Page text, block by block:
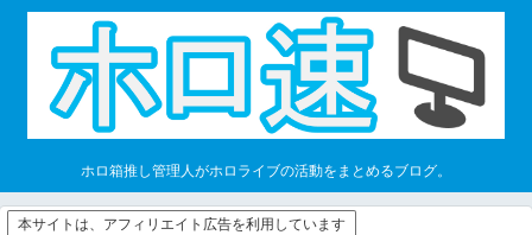
ホロ箱推し管理人がホロライブの活動をまとめるブログ。
本サイトは、アフィリエイト広告を利用しています